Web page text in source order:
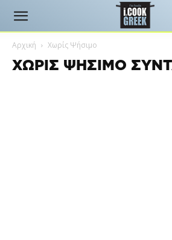
Αρχική Χωρίς Ψήσιμο
ΧΩΡΊΣ ΨΉΣΙΜΟ